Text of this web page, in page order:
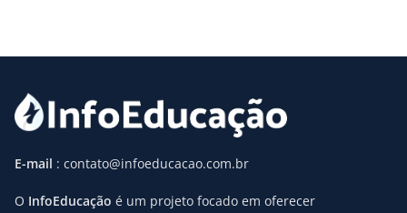
E-mail : contato@infoeducacao.com.br
O InfoEducação é um projeto focado em oferecer